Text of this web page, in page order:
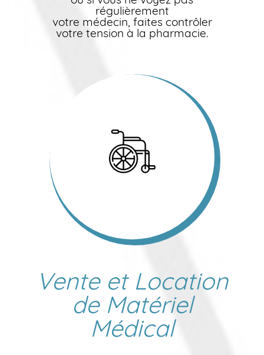
régulièrement
votre médecin, faites contrôler
votre tension à la pharmacie.
Vente et Location
de Matériel
Médical